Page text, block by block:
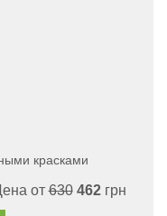
красками
от630 462грн